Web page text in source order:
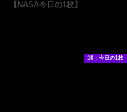
【NASA今日の1枚】
10：今日の1枚